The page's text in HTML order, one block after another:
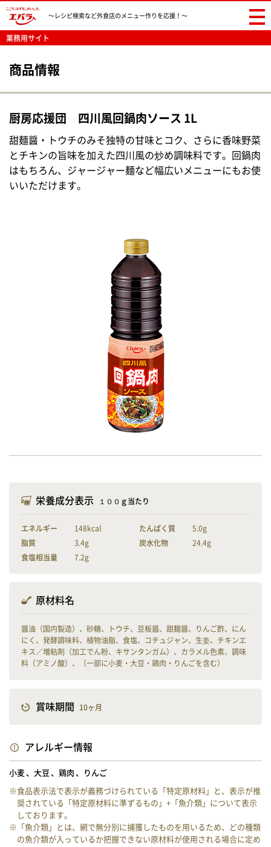
〜レシピ検索など外食店のメニュー作りを応援！〜
業務用サイト
商品情報
厨房応援団 四川風回鍋肉ソース 1L
甜麺醤・トウチのみそ独特の甘味とコク、さらに香味野菜
とチキンの旨味を加えた四川風の炒め調味料です。回鍋肉
はもちろん、ジャージャー麺など幅広いメニューにもお使
いいただけます。
栄養成分表示 １００ｇ当たり
エネルギー 148kcal たんぱく質
5.0g
脂質
3.4g 炭水化物
24.4g
食塩相当量
7.2g
原材料名
醤油（国内製造）、砂糖、トウチ、豆板醤、甜麺醤、りんご酢、にん
にく、発酵調味料、植物油脂、食塩、コチュジャン、生姜、チキンエ
キス／増粘剤（加工でん粉、キサンタンガム）、カラメル色素、調味
料（アミノ酸）、（一部に小麦・大豆・鶏肉・りんごを含む）
賞味期間 10ヶ月
アレルギー情報
小麦 大豆 鶏肉 りんご
※食品表示法で表示が義務づけられている「特定原材料」と、表示が推
奨されている「特定原材料に準ずるもの」+「魚介類」について表示
しております。
※「魚介類」とは、網で無分別に捕獲したものを用いるため、どの種類
の魚介類が入っているか把握できない原材料が使用される場合に定め